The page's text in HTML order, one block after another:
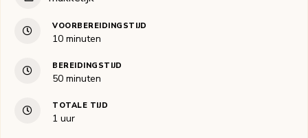
VOORBEREIDINGSTIJD
10minuten
minuten
BEREIDINGSTIJD
50minuten
minuten
TOTALE TIJD
1 uur
uur